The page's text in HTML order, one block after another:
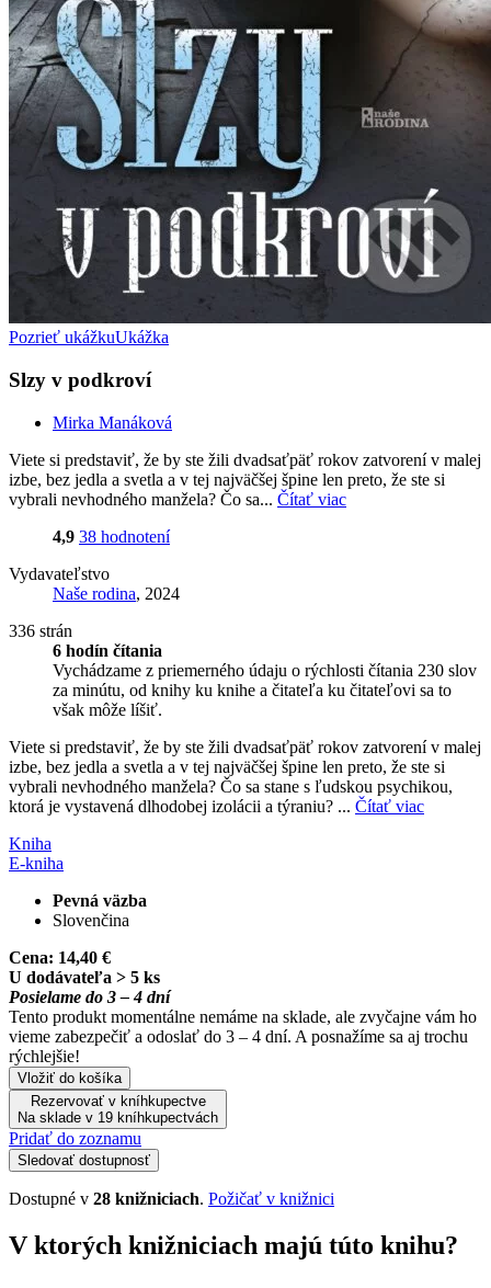
Pozrieť ukážkuUkážka
Slzy v podkroví
Mirka Manáková
Viete si predstaviť, že by ste žili dvadsaťpäť rokov zatvorení v malej
izbe, bez jedla a svetla a v tej najväčšej špine len preto, že ste si
vybrali nevhodného manžela? Čo sa... Čítať viac
4,9 38 hodnotení
Vydavateľstvo
Naše rodina, 2024
336 strán
6 hodín čítania
Vychádzame z priemerného údaju o rýchlosti čítania 230 slov
za minútu, od knihy ku knihe a čitateľa ku čitateľovi sa to
však môže líšiť.
Viete si predstaviť, že by ste žili dvadsaťpäť rokov zatvorení v malej
izbe, bez jedla a svetla a v tej najväčšej špine len preto, že ste si
vybrali nevhodného manžela? Čo sa stane s ľudskou psychikou,
ktorá je vystavená dlhodobej izolácii a týraniu? ... Čítať viac
Kniha
E-kniha
Pevná väzba
Slovenčina
Cena: 14,40 €
U dodávateľa > 5 ks
Posielame do 3 – 4 dní
Tento produkt momentálne nemáme na sklade, ale zvyčajne vám ho
vieme zabezpečiť a odoslať do 3 – 4 dní. A posnažíme sa aj trochu
rýchlejšie!
Vložiť do košíka
Rezervovať v kníhkupectve
Na sklade v 19 kníhkupectvách
Pridať do zoznamu
Sledovať dostupnosť
Dostupné v 28 knižniciach. Požičať v knižnici
V ktorých knižniciach majú túto knihu?